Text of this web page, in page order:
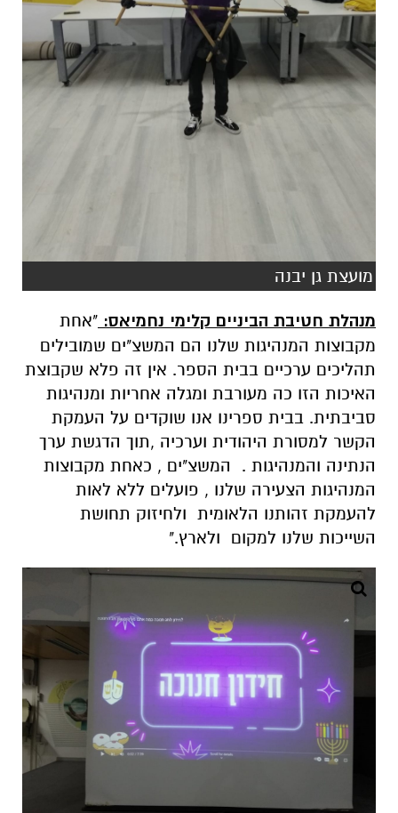
מועצת גן יבנה
מנהלת חטיבת הביניים קלימי נחמיאס: "אחת
מקבוצות המנהיגות שלנו הם המשצ"ים שמובילים
תהליכים ערכיים בבית הספר. אין זה פלא שקבוצת
האיכות הזו כה מעורבת ומגלה אחריות ומנהיגות
סביבתית. בבית ספרינו אנו שוקדים על העמקת
הקשר למסורת היהודית וערכיה ,תוך הדגשת ערך
הנתינה והמנהיגות . המשצ"ים , כאחת מקבוצות
המנהיגות הצעירה שלנו , פועלים ללא לאות
להעמקת זהותנו הלאומית ולחיזוק תחושת
השייכות שלנו למקום ולארץ."